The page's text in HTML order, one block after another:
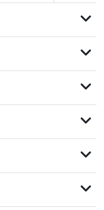
expand_more
expand_more
expand_more
expand_more
expand_more
expand_more